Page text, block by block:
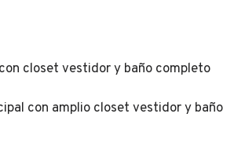
closet vestidor y baño completo
con amplio closet vestidor y baño